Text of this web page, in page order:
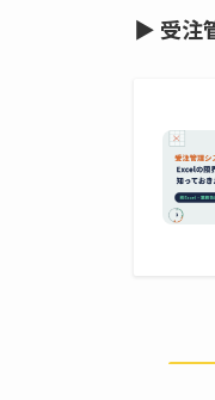
▶ 受注